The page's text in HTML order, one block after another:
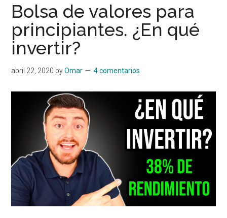
Bolsa de valores para
principiantes. ¿En qué
invertir?
abril 22, 2020 byOmar 4 comentarios